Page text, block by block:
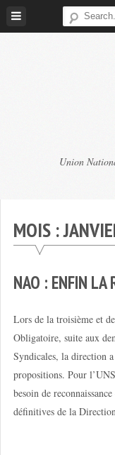
Skip
TDF
Union
MOIS :
NAO : ENFIN LA
Lors de la troisième et
Obligatoire, suite aux
Syndicales, la direction
propositions. Pour
besoin de
définitives de la